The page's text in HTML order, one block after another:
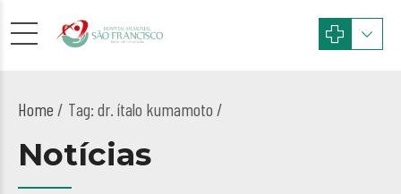
Home Tag: dr. ítalo kumamoto /
Notícias